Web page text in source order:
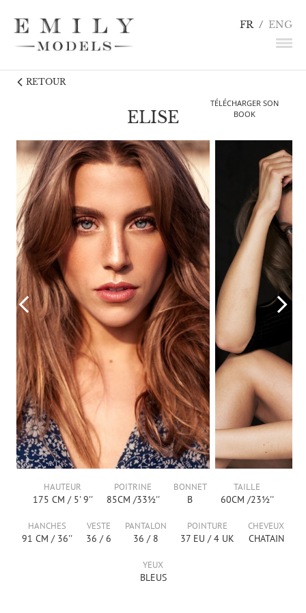
FR / ENG
NEWS
LINGERIE / DÉTAILS
INFLUENCEURS
TALENTS
CANDIDATURE
CONTACT
ELISE
RETOUR
TÉLÉCHARGER SON
BOOK
HAUTEUR
175 CM / 5' 9''
POITRINE
85CM /33½''
BONNET
B
TAILLE
60CM /23½''
HANCHES
91 CM / 36''
VESTE
36 /6
PANTALON
36 / 8
POINTURE
37 EU /4 UK
CHEVEUX
CHATAIN
YEUX
BLEUS